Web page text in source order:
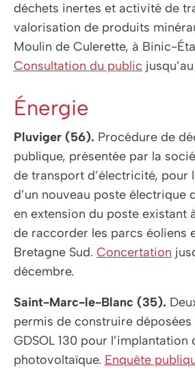
déchets inertes et activité de
valorisation de produits
Moulin de Culerette, à Binic-
Consultation du public
Énergie
Pluviger (56). Procédure de
publique, présentée par la
de transport d’électricité, pour
d’un nouveau poste électrique
en extension du poste existant
de raccorder les parcs éoliens
Bretagne Sud. Concertation
décembre.
Saint-Marc-le-Blanc (35).
permis de construire
GDSOL 130 pour l’implantation
photovoltaïque. Enquête